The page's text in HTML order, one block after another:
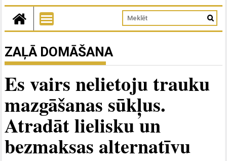
ZAĻĀ DOMĀŠANA
Es vairs nelietoju trauku
mazgāšanas sūkļus.
Atradāt lielisku un
bezmaksas alternatīvu